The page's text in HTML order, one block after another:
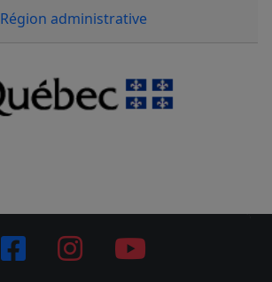
Région administrative